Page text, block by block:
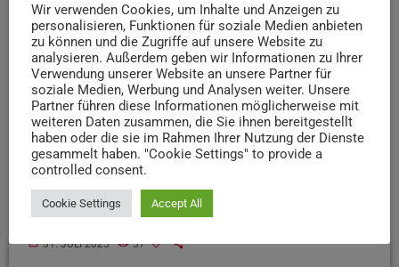
Die Hindernisläuferin Gesa Krause vom Verein
Silvesterlauf Trier wird dieses Wochenende nicht an den
Deutschen Leichtathletik-Meisterschaften in Dresden
teilnehmen. Wie Krause auf Instagram mitteilt, verzichtet
sie aufgrund eines Rippenbruchs auf den Start. Diesen
hatte sie sich bei einem Lauf in Oslo zugezogen. Ihr gehe
es den Umständen entsprechend gut. Sie wolle aber ihre
Teilnahme an der Weltmeisterschaft im September in
Tokio nicht gefährden. Die Deutsche Meisterschaft
komme zum jetzigen Zeitpunkt leider noch zu früh, so
Krause.
today 31. JULI 2025 37
Wir verwenden Cookies, um Inhalte und Anzeigen zu
personalisieren, Funktionen für soziale Medien anbieten
zu können und die Zugriffe auf unsere Website zu
analysieren. Außerdem geben wir Informationen zu Ihrer
Verwendung unserer Website an unsere Partner für
soziale Medien, Werbung und Analysen weiter. Unsere
Partner führen diese Informationen möglicherweise mit
weiteren Daten zusammen, die Sie ihnen bereitgestellt
haben oder die sie im Rahmen Ihrer Nutzung der Dienste
gesammelt haben. "Cookie Settings" to provide a
controlled consent.
Cookie Settings Accept All